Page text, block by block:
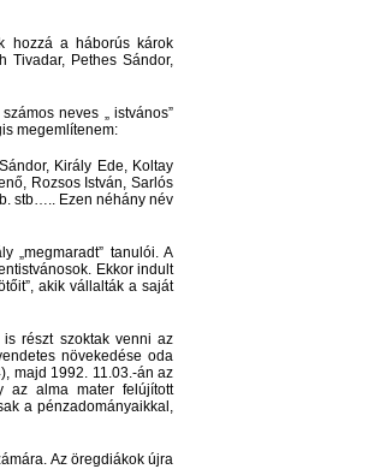
hozzá a háborús károk
Tivadar, Pethes Sándor,
neves „ istvános”
megemlítenem:
Király Ede, Koltay
Rozsos István, Sarlós
stb….. Ezen néhány név
„megmaradt” tanulói. A
Ekkor indult
akik vállalták a saját
részt szoktak venni az
növekedése oda
majd 1992. 11.03.-án az
az alma mater felújított
a pénzadományaikkal,
Az öregdiákok újra